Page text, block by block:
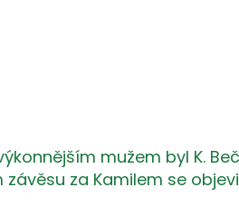
mužem byl K.
za Kamilem se